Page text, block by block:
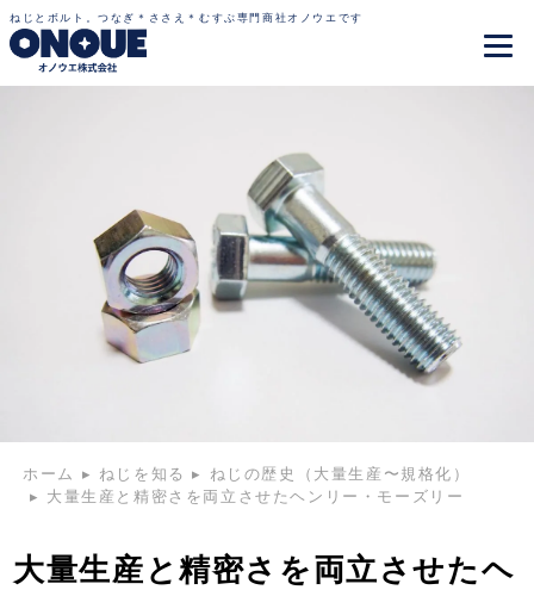
ねじとボルト。つなぎ＊ささえ＊むすぶ専門商社オノウエです
ホーム ▸ ねじを知る ▸ ねじの歴史（大量生産〜規格化）
▸ 大量生産と精密さを両立させたヘンリー・モーズリー
大量生産と精密さを両立させたヘ